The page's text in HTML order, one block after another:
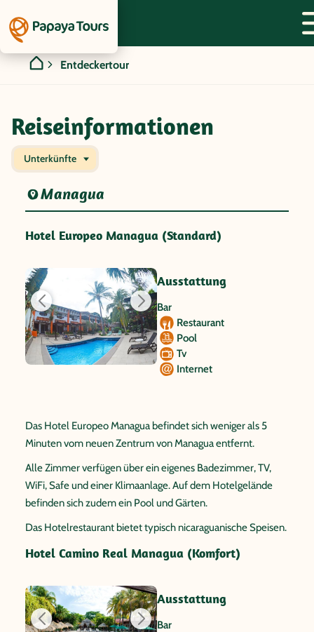
Entdeckertour
Reiseinformationen
Unterkünfte
Managua
Hotel Europeo Managua (Standard)
Ausstattung
Bar
Restaurant
Pool
Tv
Internet
Das Hotel Europeo Managua befindet sich weniger als 5
Minuten vom neuen Zentrum von Managua entfernt.
Alle Zimmer verfügen über ein eigenes Badezimmer, TV,
WiFi, Safe und einer Klimaanlage. Auf dem Hotelgelände
befinden sich zudem ein Pool und Gärten.
Das Hotelrestaurant bietet typisch nicaraguanische Speisen.
Hotel Camino Real Managua (Komfort)
Ausstattung
Bar